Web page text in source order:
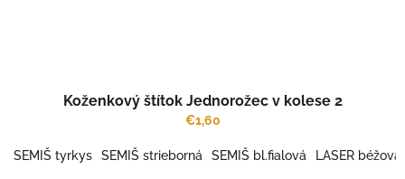
Koženkový štítok Jednorožec v kolese 2
€1,60
SEMIŠ tyrkys SEMIŠ strieborná SEMIŠ bl.fialová LASER béžová